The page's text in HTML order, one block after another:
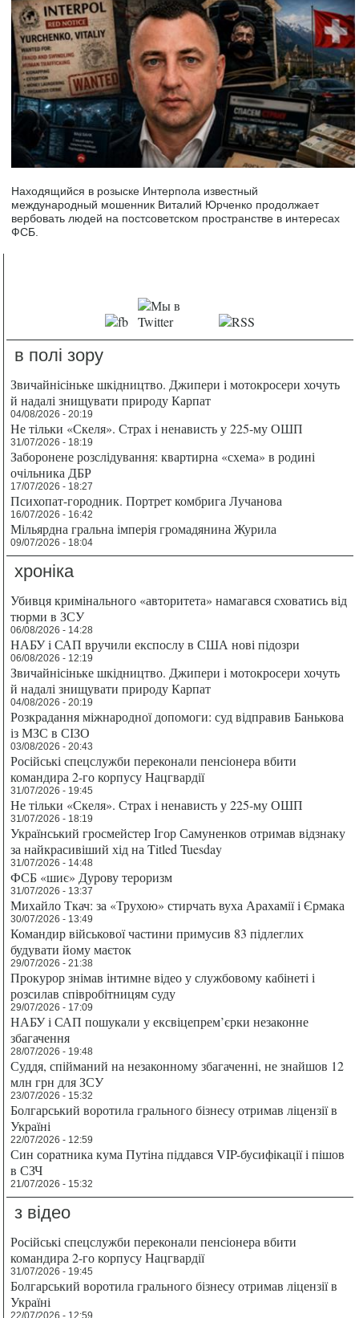
Находящийся в розыске Интерпола известный
международный мошенник Виталий Юрченко продолжает
вербовать людей на постсоветском пространстве в интересах
ФСБ.
в полі зору
Звичайнісіньке шкідництво. Джипери і мотокросери хочуть
й надалі знищувати природу Карпат
04/08/2026 - 20:19
Не тільки «Скеля». Страх і ненависть у 225-му ОШП
31/07/2026 - 18:19
Заборонене розслідування: квартирна «схема» в родині
очільника ДБР
17/07/2026 - 18:27
Психопат-городник. Портрет комбрига Лучанова
16/07/2026 - 16:42
Мільярдна гральна імперія громадянина Журила
09/07/2026 - 18:04
хроніка
Убивця кримінального «авторитета» намагався сховатись від
тюрми в ЗСУ
06/08/2026 - 14:28
НАБУ і САП вручили експослу в США нові підозри
06/08/2026 - 12:19
Звичайнісіньке шкідництво. Джипери і мотокросери хочуть
й надалі знищувати природу Карпат
04/08/2026 - 20:19
Розкрадання міжнародної допомоги: суд відправив Банькова
із МЗС в СІЗО
03/08/2026 - 20:43
Російські спецслужби переконали пенсіонера вбити
командира 2-го корпусу Нацгвардії
31/07/2026 - 19:45
Не тільки «Скеля». Страх і ненависть у 225-му ОШП
31/07/2026 - 18:19
Український гросмейстер Ігор Самуненков отримав відзнаку
за найкрасивіший хід на Titled Tuesday
31/07/2026 - 14:48
ФСБ «шиє» Дурову тероризм
31/07/2026 - 13:37
Михайло Ткач: за «Трухою» стирчать вуха Арахамії і Єрмака
30/07/2026 - 13:49
Командир військової частини примусив 83 підлеглих
будувати йому маєток
29/07/2026 - 21:38
Прокурор знімав інтимне відео у службовому кабінеті і
розсилав співробітницям суду
29/07/2026 - 17:09
НАБУ і САП пошукали у ексвіцепрем’єрки незаконне
збагачення
28/07/2026 - 19:48
Суддя, спійманий на незаконному збагаченні, не знайшов 12
млн грн для ЗСУ
23/07/2026 - 15:32
Болгарський воротила грального бізнесу отримав ліцензії в
Україні
22/07/2026 - 12:59
Син соратника кума Путіна піддався VIP-бусифікації і пішов
в СЗЧ
21/07/2026 - 15:32
з відео
Російські спецслужби переконали пенсіонера вбити
командира 2-го корпусу Нацгвардії
31/07/2026 - 19:45
Болгарський воротила грального бізнесу отримав ліцензії в
Україні